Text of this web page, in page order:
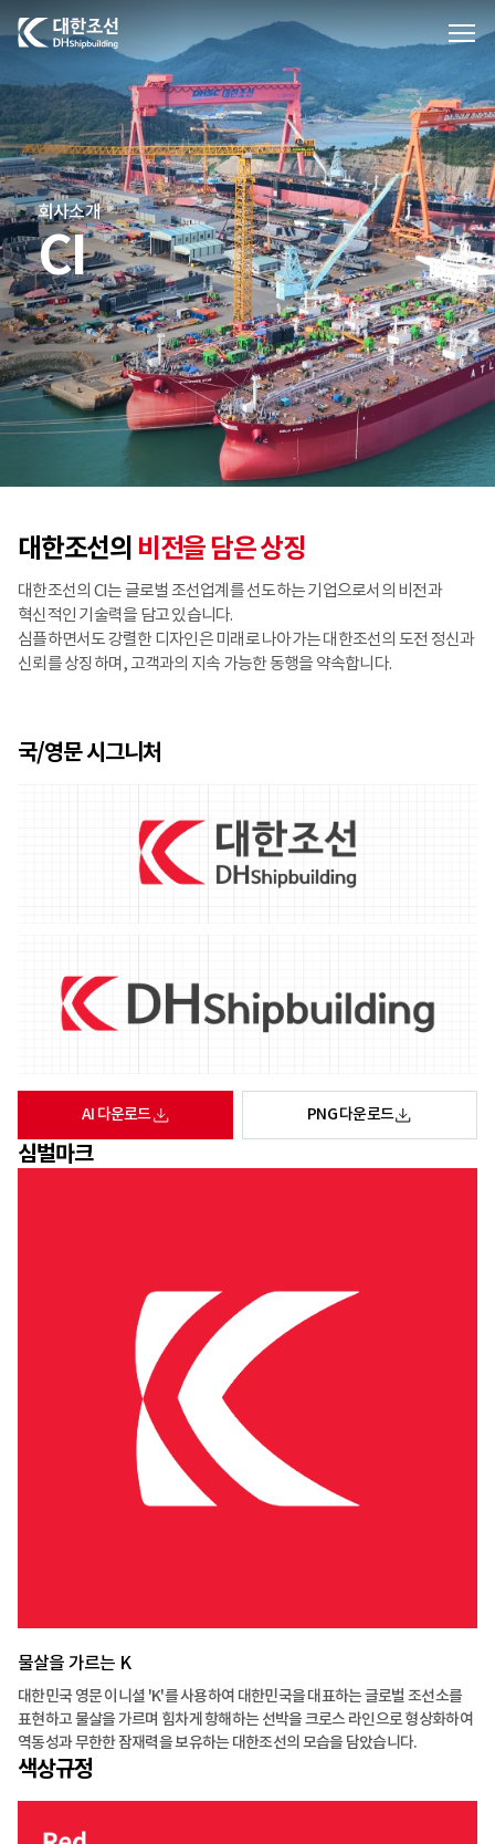
대한조선주식회사
회사소개
CI
대한조선의 비전을 담은 상징
대한조선의 CI는 글로벌 조선업계를 선도하는 기업으로서의 비전과
혁신적인 기술력을 담고 있습니다.
심플하면서도 강렬한 디자인은 미래로 나아가는 대한조선의 도전 정신과
신뢰를 상징하며, 고객과의 지속 가능한 동행을 약속합니다.
국/영문 시그니처
AI 다운로드 PNG 다운로드
심벌마크
물살을 가르는 K
대한민국 영문 이니셜 'K'를 사용하여 대한민국을 대표하는 글로벌 조선소를
표현하고 물살을 가르며 힘차게 항해하는 선박을 크로스 라인으로 형상화하여
역동성과 무한한 잠재력을 보유하는 대한조선의 모습을 담았습니다.
색상규정